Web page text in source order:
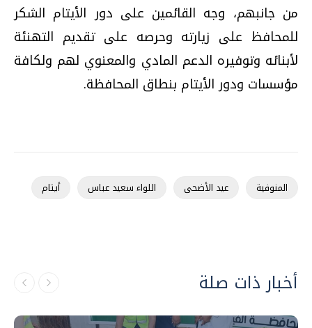
من جانبهم، وجه القائمين على دور الأيتام الشكر
للمحافظ على زيارته وحرصه على تقديم التهنئة
لأبنائه وتوفيره الدعم المادي والمعنوي لهم ولكافة
مؤسسات ودور الأيتام بنطاق المحافظة.
المنوفية عيد الأضحى اللواء سعيد عباس أيتام
أخبار ذات صلة